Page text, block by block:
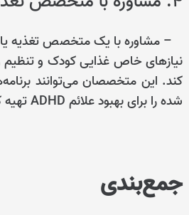
– مشاوره با یک متخصص تغذیه
نیازهای خاص غذایی کودک و
کند. این متخصصان می‌توانند
شده را برای بهبود علائم ADHD تهیه کنند.
جمع‌بندی